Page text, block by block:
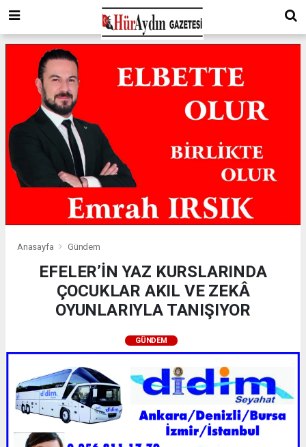
Anasayfa Gündem
EFELER’İN YAZ KURSLARINDA
ÇOCUKLAR AKIL VE ZEKÂ
OYUNLARIYLA TANIŞIYOR
GÜNDEM